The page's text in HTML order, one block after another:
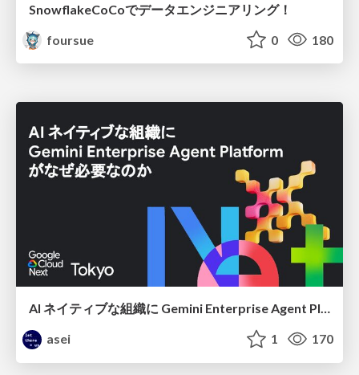
SnowflakeCoCoでデータエンジニアリング！
foursue
0 180
AI ネイティブな組織に Gemini Enterprise Agent Platform がなぜ必要なのか
asei
1 170